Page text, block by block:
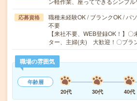
応募資格
職種未経験OK / ブランクOK / パ
不要
【来社不要、WEB登録OK！】
ター、主婦(夫) 大歓迎！〇ブラ
職場の雰囲気
年齢層
20代
30代 40代